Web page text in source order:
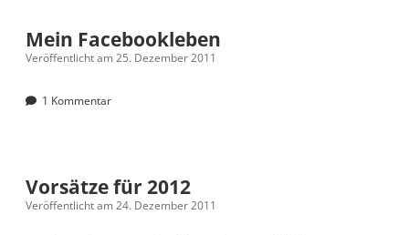
bekam
Mein Facebookleben
Veröffentlicht am 25. Dezember 2011
1 Kommentar
Vorsätze für 2012
Veröffentlicht am 24. Dezember 2011